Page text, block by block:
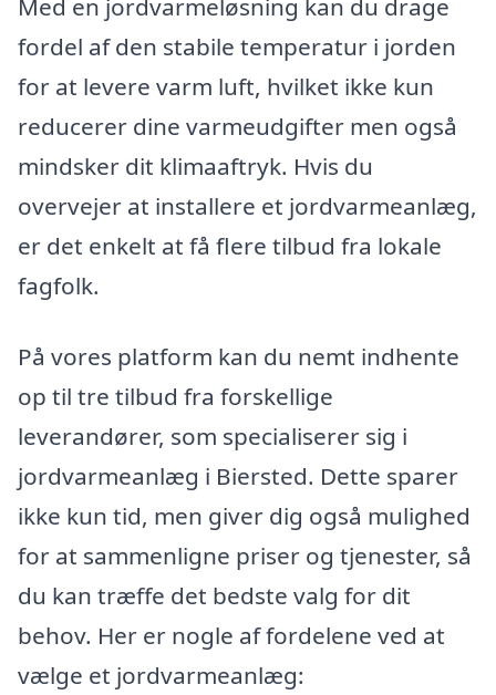
Med en jordvarmeløsning kan du drage
fordel af den stabile temperatur i jorden
for at levere varm luft, hvilket ikke kun
reducerer dine varmeudgifter men også
mindsker dit klimaaftryk. Hvis du
overvejer at installere et jordvarmeanlæg,
er det enkelt at få flere tilbud fra lokale
fagfolk.
På vores platform kan du nemt indhente
op til tre tilbud fra forskellige
leverandører, som specialiserer sig i
jordvarmeanlæg i Biersted. Dette sparer
ikke kun tid, men giver dig også mulighed
for at sammenligne priser og tjenester, så
du kan træffe det bedste valg for dit
behov. Her er nogle af fordelene ved at
vælge et jordvarmeanlæg: